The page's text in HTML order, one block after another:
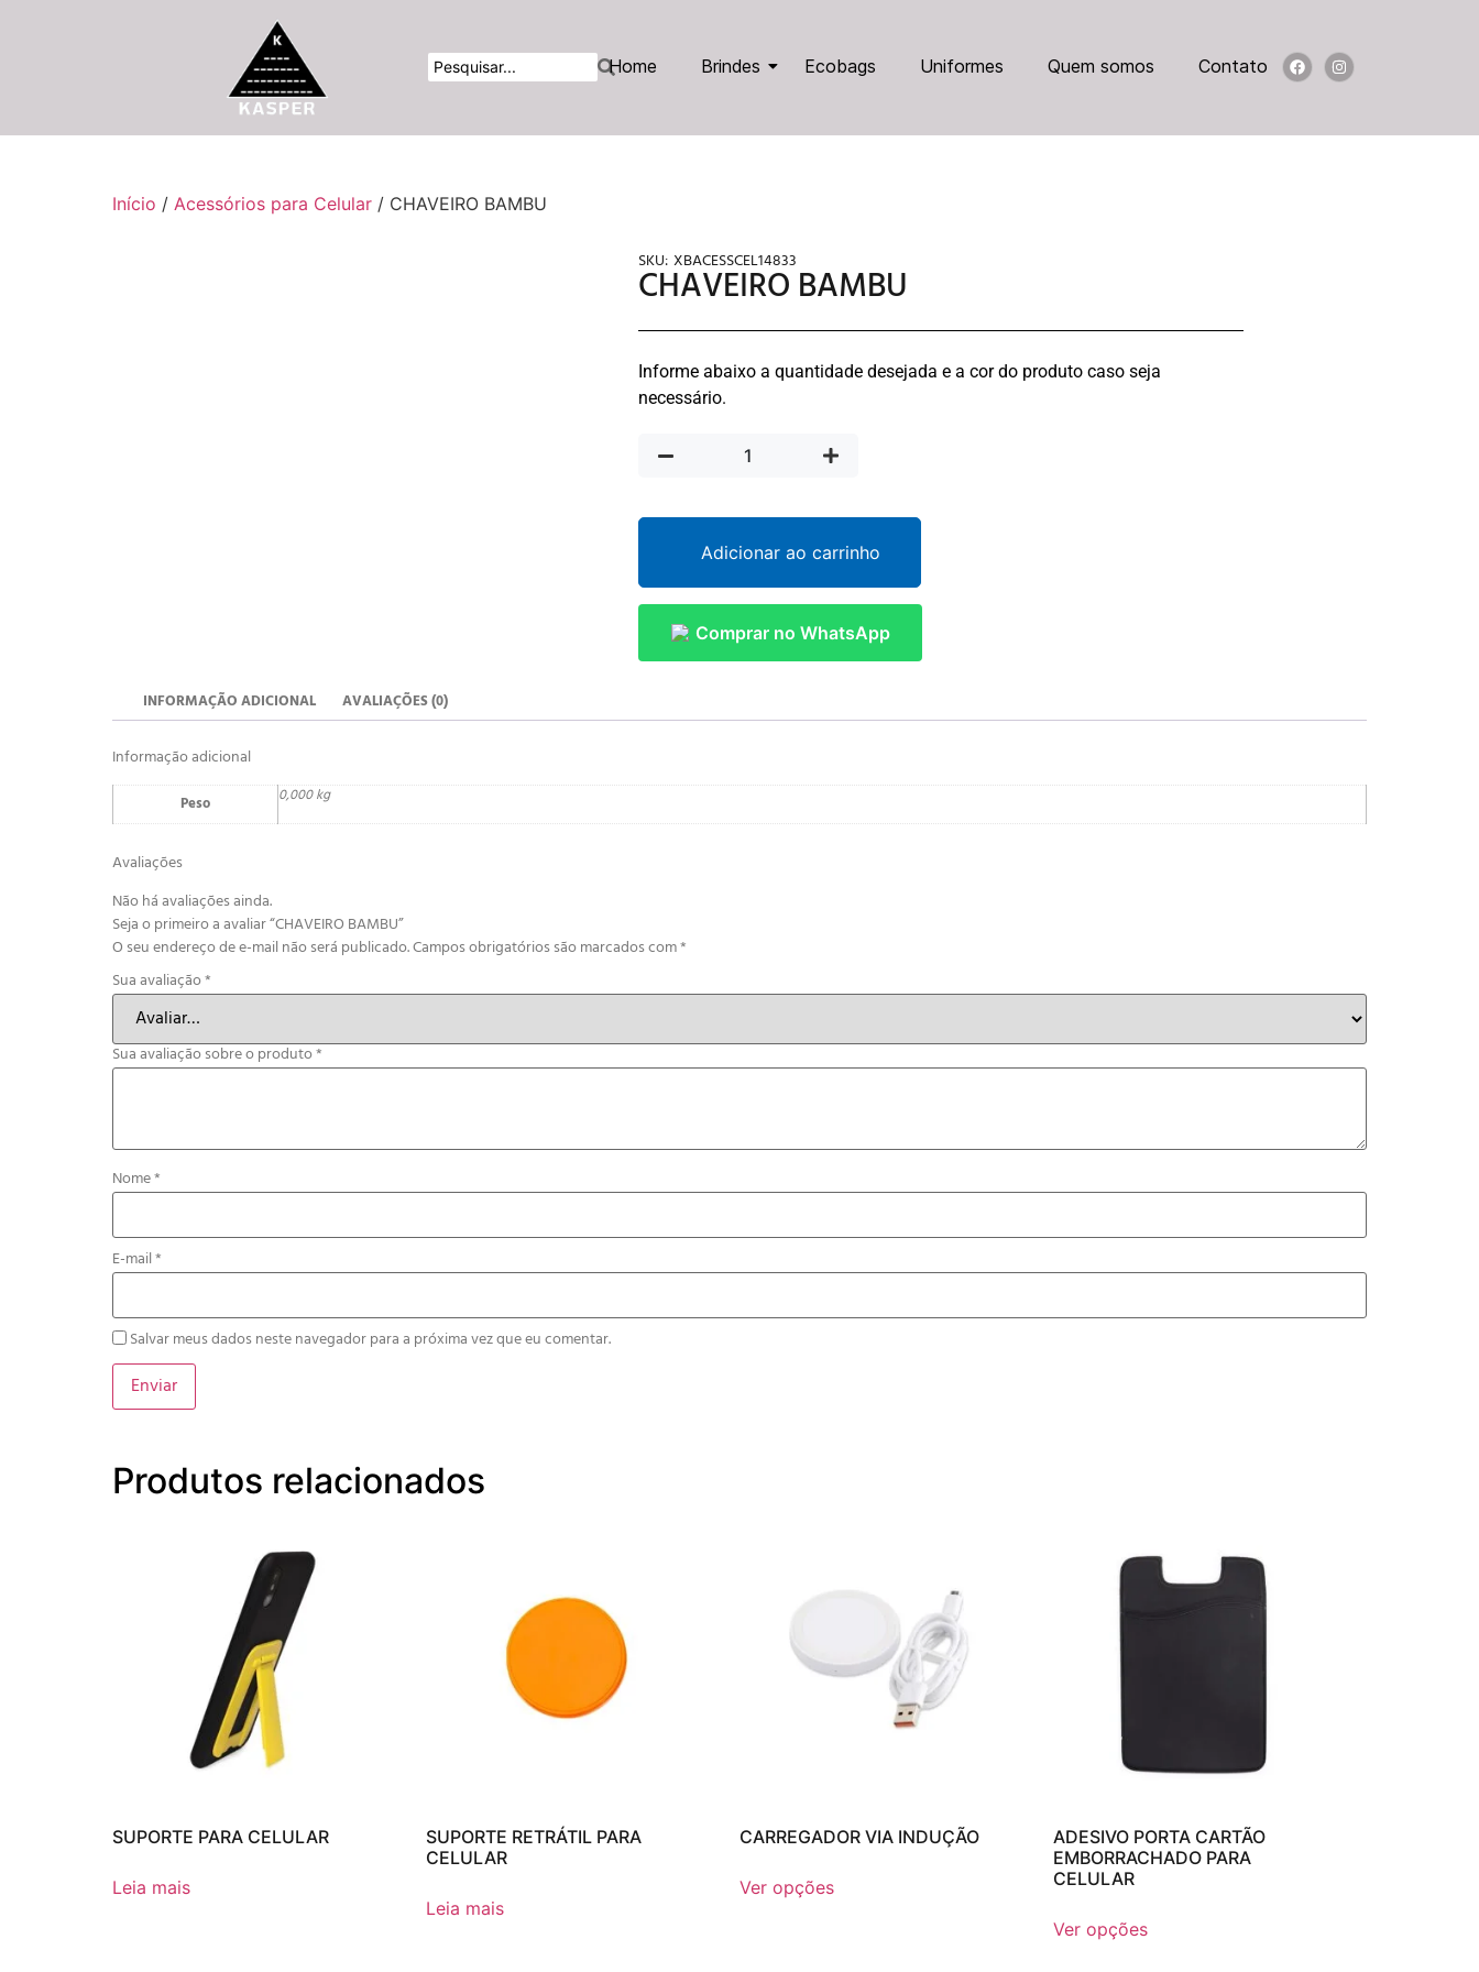
Home Brindes Ecobags Uniformes Quem somos Contato
Início / Acessórios para Celular / CHAVEIRO BAMBU
SKU: XBACESSCEL14833
CHAVEIRO BAMBU
Informe abaixo a quantidade desejada e a cor do produto caso seja
necessário.
Adicionar ao carrinho
Comprar no WhatsApp
INFORMAÇÃO ADICIONAL AVALIAÇÕES (0)
Informação adicional
Peso 0,000 kg
Avaliações
Não há avaliações ainda.
Seja o primeiro a avaliar “CHAVEIRO BAMBU”
O seu endereço de e-mail não será publicado.Campos obrigatórios são marcados com*
Sua avaliação*
Sua avaliação sobre o produto*
Nome*
E-mail*
Salvar meus dados neste navegador para a próxima vez que eu comentar.
Produtos relacionados
SUPORTE PARA CELULAR
Leia mais
SUPORTE RETRÁTIL PARA
CELULAR
Leia mais
CARREGADOR VIA INDUÇÃO
Ver opções
ADESIVO PORTA CARTÃO
EMBORRACHADO PARA
CELULAR
Ver opções